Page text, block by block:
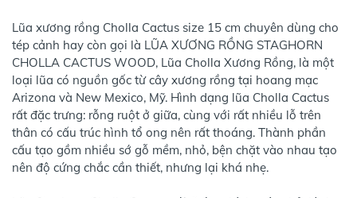
Lũa xương rồng Cholla Cactus size 15 cm chuyên dùng cho
tép cảnh hay còn gọi là LŨA XƯƠNG RỒNG STAGHORN
CHOLLA CACTUS WOOD, Lũa Cholla Xương Rồng, là một
loại lũa có nguồn gốc từ cây xương rồng tại hoang mạc
Arizona và New Mexico, Mỹ. Hình dạng lũa Cholla Cactus
rất đặc trưng: rỗng ruột ở giữa, cùng với rất nhiều lỗ trên
thân có cấu trúc hình tổ ong nên rất thoáng. Thành phần
cấu tạo gồm nhiều sớ gỗ mềm, nhỏ, bện chặt vào nhau tạo
nên độ cứng chắc cần thiết, nhưng lại khá nhẹ.